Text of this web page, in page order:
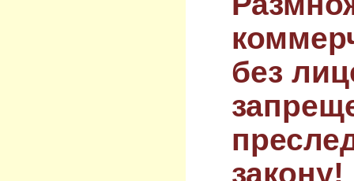
без
закону!